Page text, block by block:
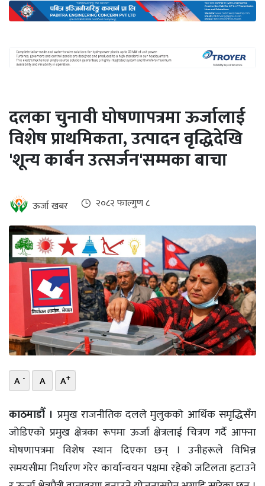
ऊर्जा
दक्षता
खबर
हरित
हाइड्रोजन
सम्पादकीय
बैंक
पर्यटन
भिडियो
छापा
खोज
ऊर्जा
विशेष
दलका चुनावी घोषणापत्रमा ऊर्जालाई
विशेष प्राथमिकता, उत्पादन वृद्धिदेखि
'शून्य कार्बन उत्सर्जन'सम्मका बाचा
ऊर्जा खबर २०८२ फाल्गुण ८
A - A A+
काठमाडौँ । प्रमुख राजनीतिक दलले मुलुकको आर्थिक समृद्धिसँग
जोडिएको प्रमुख क्षेत्रका रूपमा ऊर्जा क्षेत्रलाई चित्रण गर्दै आफ्ना
घोषणापत्रमा विशेष स्थान दिएका छन् । उनीहरूले विभिन्न
समयसीमा निर्धारण गरेर कार्यान्वयन पक्षमा रहेको जटिलता हटाउने